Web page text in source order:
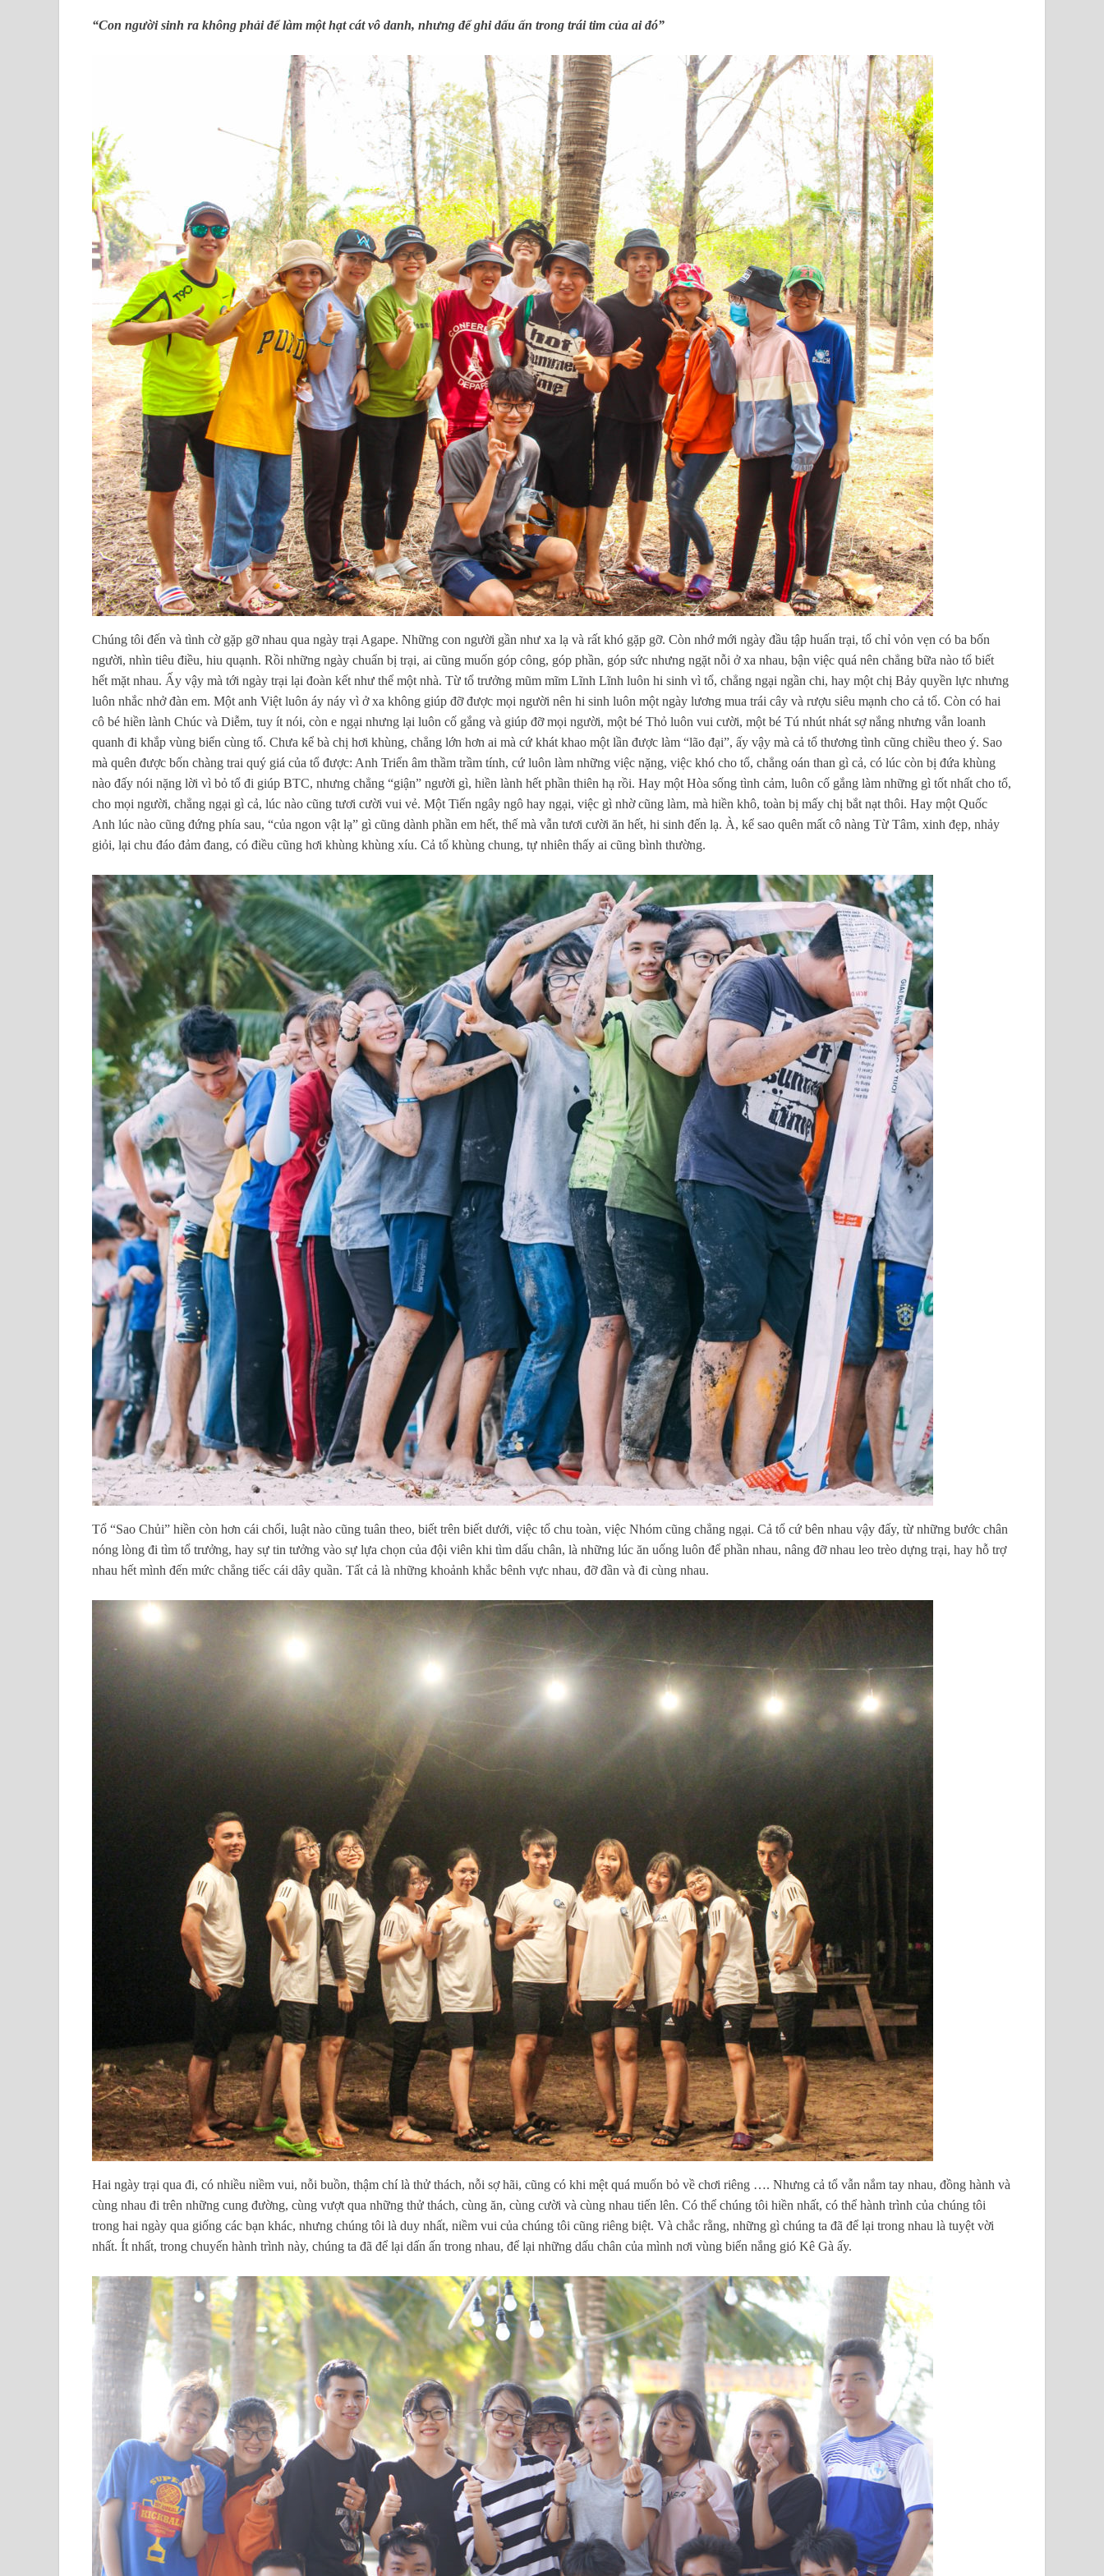
“Con người sinh ra không phải để làm một hạt cát vô danh, nhưng để ghi dấu ấn trong trái tim của ai đó”
Chúng tôi đến và tình cờ gặp gỡ nhau qua ngày trại Agape. Những con người gần như xa lạ và rất khó gặp gỡ. Còn nhớ mới ngày đầu tập huấn trại, tổ chỉ vỏn vẹn có ba bốn
người, nhìn tiêu điều, hiu quạnh. Rồi những ngày chuẩn bị trại, ai cũng muốn góp công, góp phần, góp sức nhưng ngặt nỗi ở xa nhau, bận việc quá nên chẳng bữa nào tổ biết
hết mặt nhau. Ấy vậy mà tới ngày trại lại đoàn kết như thể một nhà. Từ tổ trưởng mũm mĩm Lĩnh Lĩnh luôn hi sinh vì tổ, chẳng ngại ngần chi, hay một chị Bảy quyền lực nhưng
luôn nhắc nhở đàn em. Một anh Việt luôn áy náy vì ở xa không giúp đỡ được mọi người nên hi sinh luôn một ngày lương mua trái cây và rượu siêu mạnh cho cả tổ. Còn có hai
cô bé hiền lành Chúc và Diễm, tuy ít nói, còn e ngại nhưng lại luôn cố gắng và giúp đỡ mọi người, một bé Thỏ luôn vui cười, một bé Tú nhút nhát sợ nắng nhưng vẫn loanh
quanh đi khắp vùng biển cùng tổ. Chưa kể bà chị hơi khùng, chẳng lớn hơn ai mà cứ khát khao một lần được làm “lão đại”, ấy vậy mà cả tổ thương tình cũng chiều theo ý. Sao
mà quên được bốn chàng trai quý giá của tổ được: Anh Triển âm thầm trầm tính, cứ luôn làm những việc nặng, việc khó cho tổ, chẳng oán than gì cả, có lúc còn bị đứa khùng
nào đấy nói nặng lời vì bỏ tổ đi giúp BTC, nhưng chẳng “giận” người gì, hiền lành hết phần thiên hạ rồi. Hay một Hòa sống tình cảm, luôn cố gắng làm những gì tốt nhất cho tổ,
cho mọi người, chẳng ngại gì cả, lúc nào cũng tươi cười vui vẻ. Một Tiến ngây ngô hay ngại, việc gì nhờ cũng làm, mà hiền khô, toàn bị mấy chị bắt nạt thôi. Hay một Quốc
Anh lúc nào cũng đứng phía sau, “của ngon vật lạ” gì cũng dành phần em hết, thế mà vẫn tươi cười ăn hết, hi sinh đến lạ. À, kể sao quên mất cô nàng Từ Tâm, xinh đẹp, nhảy
giỏi, lại chu đáo đảm đang, có điều cũng hơi khùng khùng xíu. Cả tổ khùng chung, tự nhiên thấy ai cũng bình thường.
Tổ “Sao Chủi” hiền còn hơn cái chổi, luật nào cũng tuân theo, biết trên biết dưới, việc tổ chu toàn, việc Nhóm cũng chẳng ngại. Cả tổ cứ bên nhau vậy đấy, từ những bước chân
nóng lòng đi tìm tổ trưởng, hay sự tin tưởng vào sự lựa chọn của đội viên khi tìm dấu chân, là những lúc ăn uống luôn để phần nhau, nâng đỡ nhau leo trèo dựng trại, hay hỗ trợ
nhau hết mình đến mức chẳng tiếc cái dây quần. Tất cả là những khoảnh khắc bênh vực nhau, đỡ đần và đi cùng nhau.
Hai ngày trại qua đi, có nhiều niềm vui, nỗi buồn, thậm chí là thử thách, nỗi sợ hãi, cũng có khi mệt quá muốn bỏ về chơi riêng …. Nhưng cả tổ vẫn nắm tay nhau, đồng hành và
cùng nhau đi trên những cung đường, cùng vượt qua những thử thách, cùng ăn, cùng cười và cùng nhau tiến lên. Có thể chúng tôi hiền nhất, có thể hành trình của chúng tôi
trong hai ngày qua giống các bạn khác, nhưng chúng tôi là duy nhất, niềm vui của chúng tôi cũng riêng biệt. Và chắc rằng, những gì chúng ta đã để lại trong nhau là tuyệt vời
nhất. Ít nhất, trong chuyến hành trình này, chúng ta đã để lại dấn ấn trong nhau, để lại những dấu chân của mình nơi vùng biển nắng gió Kê Gà ấy.